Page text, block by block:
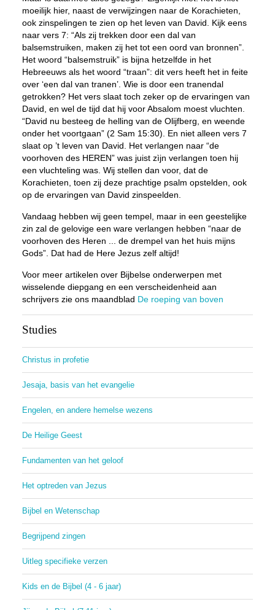
moeilijk hier, naast de verwijzingen naar de Korachieten,
ook zinspelingen te zien op het leven van David. Kijk eens
naar vers 7: “Als zij trekken door een dal van
balsemstruiken, maken zij het tot een oord van bronnen”.
Het woord “balsemstruik” is bijna hetzelfde in het
Hebreeuws als het woord “traan”: dit vers heeft het in feite
over ‘een dal van tranen’. Wie is door een tranendal
getrokken? Het vers slaat toch zeker op de ervaringen van
David, en wel de tijd dat hij voor Absalom moest vluchten.
“David nu besteeg de helling van de Olijfberg, en weende
onder het voortgaan” (2 Sam 15:30). En niet alleen vers 7
slaat op ’t leven van David. Het verlangen naar “de
voorhoven des HEREN” was juist zìjn verlangen toen hij
een vluchteling was. Wij stellen dan voor, dat de
Korachieten, toen zij deze prachtige psalm opstelden, ook
op de ervaringen van David zinspeelden.
Vandaag hebben wij geen tempel, maar in een geestelijke
zin zal de gelovige een ware verlangen hebben “naar de
voorhoven des Heren ... de drempel van het huis mijns
Gods”. Dat had de Here Jezus zelf altijd!
Voor meer artikelen over Bijbelse onderwerpen met
wisselende diepgang en een verscheidenheid aan
schrijvers zie ons maandblad De roeping van boven
Studies
Christus in profetie
Jesaja, basis van het evangelie
Engelen, en andere hemelse wezens
De Heilige Geest
Fundamenten van het geloof
Het optreden van Jezus
Bijbel en Wetenschap
Begrijpend zingen
Uitleg specifieke verzen
Kids en de Bijbel (4 - 6 jaar)